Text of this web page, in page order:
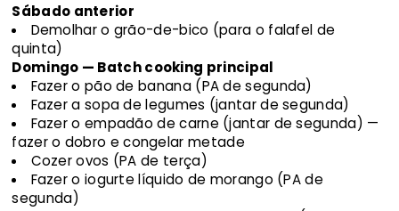
Sábado anterior
Demolhar o grão-de-bico (para o falafel de
quinta)
Domingo — Batch cooking principal
Fazer o pão de banana (PA de segunda)
Fazer a sopa de legumes (jantar de segunda)
Fazer o empadão de carne (jantar de segunda) —
fazer o dobro e congelar metade
Cozer ovos (PA de terça)
Fazer o iogurte líquido de morango (PA de
segunda)